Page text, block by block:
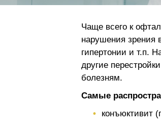
Чаще всего к
нарушения зрения
гипертонии и т.п.
другие
болезням.
Самые
конъюктивит